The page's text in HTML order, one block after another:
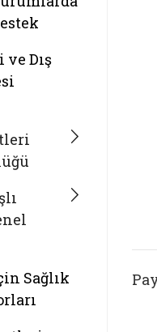
Dış
Sağlık